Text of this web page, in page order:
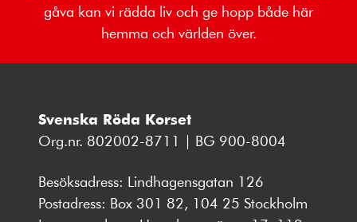
gåva kan vi rädda liv och ge hopp både här
hemma och världen över.
Svenska Röda Korset
Org.nr. 802002-8711 | BG 900-8004
Besöksadress: Lindhagensgatan 126
Postadress: Box 301 82, 104 25 Stockholm